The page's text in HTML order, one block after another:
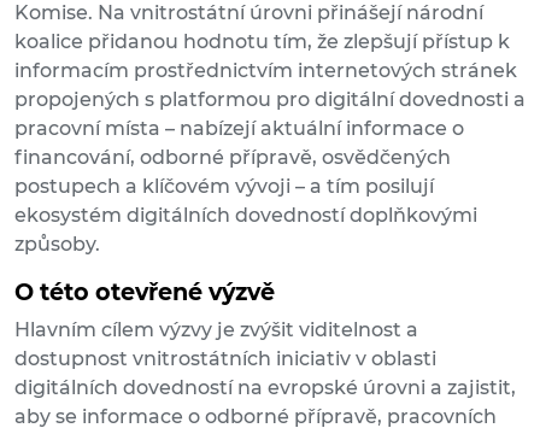
Komise. Na vnitrostátní úrovni přinášejí národní
koalice přidanou hodnotu tím, že zlepšují přístup k
informacím prostřednictvím internetových stránek
propojených s platformou pro digitální dovednosti a
pracovní místa – nabízejí aktuální informace o
financování, odborné přípravě, osvědčených
postupech a klíčovém vývoji – a tím posilují
ekosystém digitálních dovedností doplňkovými
způsoby.
O této otevřené výzvě
Hlavním cílem výzvy je zvýšit viditelnost a
dostupnost vnitrostátních iniciativ v oblasti
digitálních dovedností na evropské úrovni a zajistit,
aby se informace o odborné přípravě, pracovních